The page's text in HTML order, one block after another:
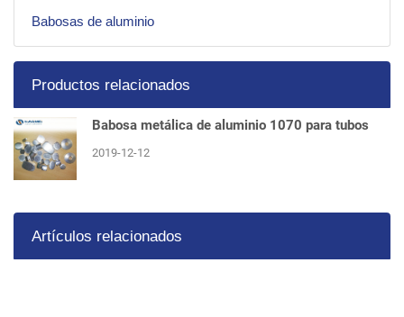
Babosas de aluminio
Productos relacionados
Babosa metálica de aluminio 1070 para tubos
2019-12-12
Artículos relacionados